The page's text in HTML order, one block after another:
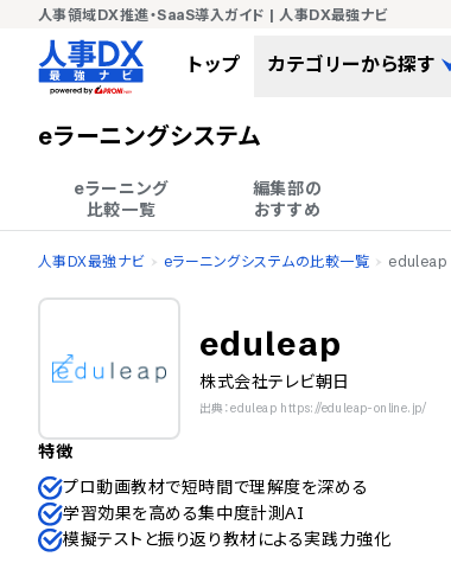
人事領域DX推進・SaaS導入ガイド | 人事DX最強ナビ
トップ カテゴリーから探す
eラーニングシステム
eラーニング
比較一覧
編集部の
おすすめ
人事DX最強ナビ eラーニングシステムの比較一覧 eduleap
eduleap
株式会社テレビ朝日
出典：eduleap https://eduleap-online.jp/
特徴
プロ動画教材で短時間で理解度を深める
学習効果を高める集中度計測AI
模擬テストと振り返り教材による実践力強化